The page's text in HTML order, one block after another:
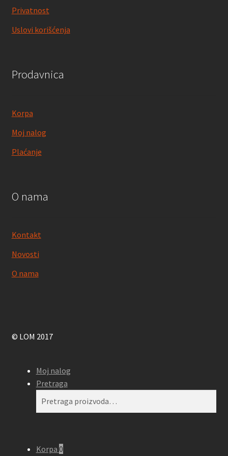
Privatnost
Uslovi korišćenja
Prodavnica
Korpa
Moj nalog
Plaćanje
O nama
Kontakt
Novosti
O nama
© LOM 2017
Moj nalog
Pretraga
Korpa 0